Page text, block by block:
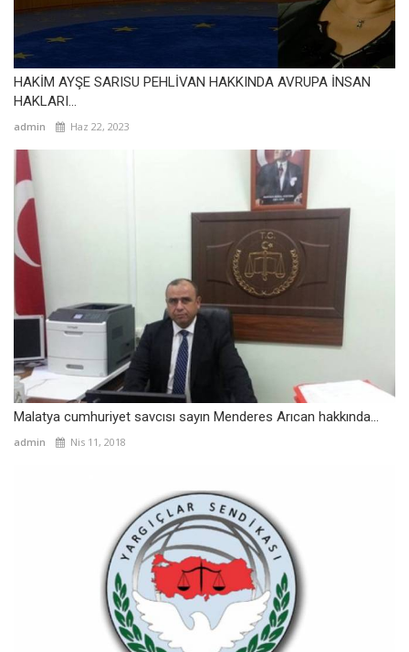
HAKİM AYŞE SARISU PEHLİVAN HAKKINDA AVRUPA İNSAN
HAKLARI...
admin Haz 22, 2023
Malatya cumhuriyet savcısı sayın Menderes Arıcan hakkında...
admin Nis 11, 2018